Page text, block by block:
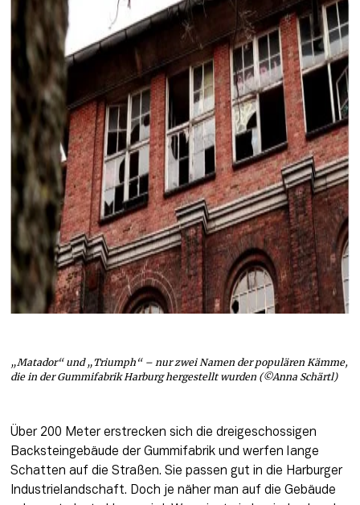
„Matador“ und „Triumph“ – nur zwei Namen der populären Kämme,
die in der Gummifabrik Harburg hergestellt wurden (©Anna Schärtl)
Über 200 Meter erstrecken sich die dreigeschossigen
Backsteingebäude der Gummifabrik und werfen lange
Schatten auf die Straßen. Sie passen gut in die Harburger
Industrielandschaft. Doch je näher man auf die Gebäude